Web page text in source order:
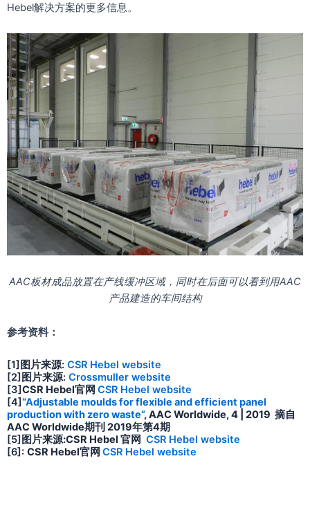
Hebel解决方案的更多信息。
AAC板材成品放置在产线缓冲区域，同时在后面可以看到用AAC
产品建造的车间结构
参考资料：
[1] 图片来源: CSR Hebel website
[2] 图片来源: Crossmuller website
[3]CSR Hebel官网 CSR Hebel website
[4]“Adjustable moulds for flexible and efficient panel
production with zero waste”, AAC Worldwide, 4 | 2019 摘自
AAC Worldwide期刊 2019年第4期
[5] 图片来源:CSR Hebel 官网 CSR Hebel website
[6]: CSR Hebel官网 CSR Hebel website